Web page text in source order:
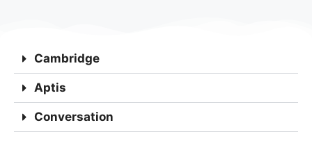
Cambridge
Aptis
Conversation